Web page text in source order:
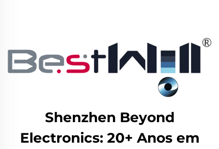
Shenzhen Beyond
Electronics: 20+ Anos em